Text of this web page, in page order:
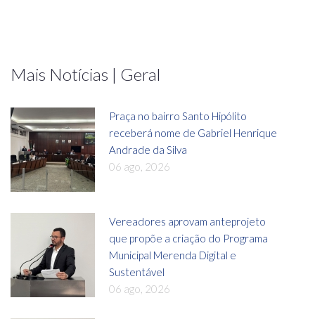
Mais Notícias | Geral
Praça no bairro Santo Hipólito
receberá nome de Gabriel Henrique
Andrade da Silva
06 ago, 2026
Vereadores aprovam anteprojeto
que propõe a criação do Programa
Municipal Merenda Digital e
Sustentável
06 ago, 2026